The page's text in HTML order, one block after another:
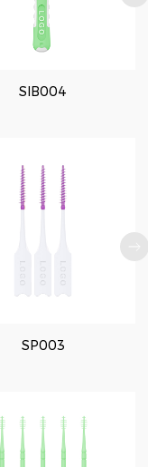
SIB004
SP003